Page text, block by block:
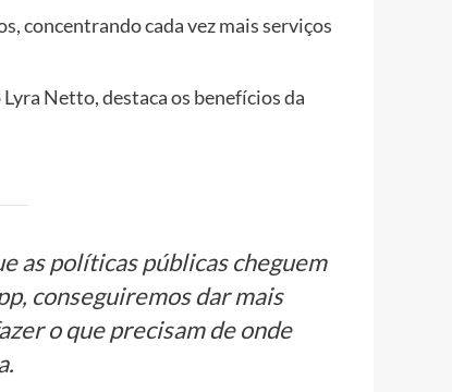
concentrando cada vez mais serviços
Netto, destaca os benefícios da
as políticas públicas cheguem
conseguiremos dar mais
o que precisam de onde